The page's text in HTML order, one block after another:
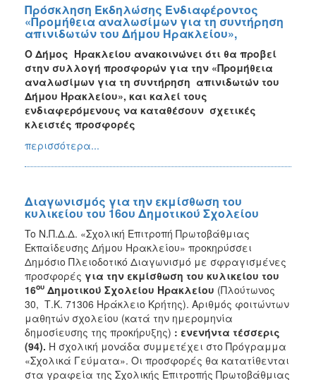
Πρόσκληση Εκδηλώσης Ενδιαφέροντος
«Προμήθεια αναλωσίμων για τη συντήρηση
απινιδωτών του Δήμου Ηρακλείου»,
Ο Δήμος Ηρακλείου ανακοινώνει ότι θα προβεί
στην συλλογή προσφορών για την «Προμήθεια
αναλωσίμων για τη συντήρηση απινιδωτών του
Δήμου Ηρακλείου», και καλεί τους
ενδιαφερόμενους να καταθέσουν σχετικές
κλειστές προσφορές
περισσότερα...
Διαγωνισμός για την εκμίσθωση του
κυλικείου του 16ου Δημοτικού Σχολείου
To Ν.Π.Δ.Δ. «Σχολική Επιτροπή Πρωτοβάθμιας
Εκπαίδευσης Δήμου Ηρακλείου» προκηρύσσει
Δημόσιο Πλειοδοτικό Διαγωνισμό με σφραγισμένες
προσφορές για την εκμίσθωση του κυλικείου του
16ου Δημοτικού Σχολείου Ηρακλείου (Πλούτωνος
30, Τ.Κ. 71306 Ηράκλειο Κρήτης). Αριθμός φοιτώντων
μαθητών σχολείου (κατά την ημερομηνία
δημοσίευσης της προκήρυξης) : ενενήντα τέσσερις
(94). Η σχολική μονάδα συμμετέχει στο Πρόγραμμα
«Σχολικά Γεύματα». Οι προσφορές θα κατατίθενται
στα γραφεία της Σχολικής Επιτροπής Πρωτοβάθμιας